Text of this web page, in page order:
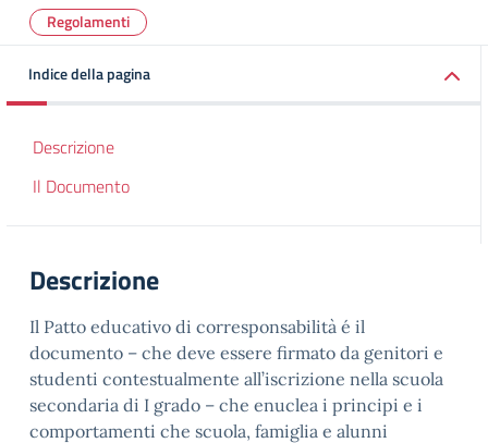
Regolamenti
Indice della pagina
Descrizione
Il Documento
Descrizione
Il Patto educativo di corresponsabilità é il
documento – che deve essere firmato da genitori e
studenti contestualmente all’iscrizione nella scuola
secondaria di I grado – che enuclea i principi e i
comportamenti che scuola, famiglia e alunni